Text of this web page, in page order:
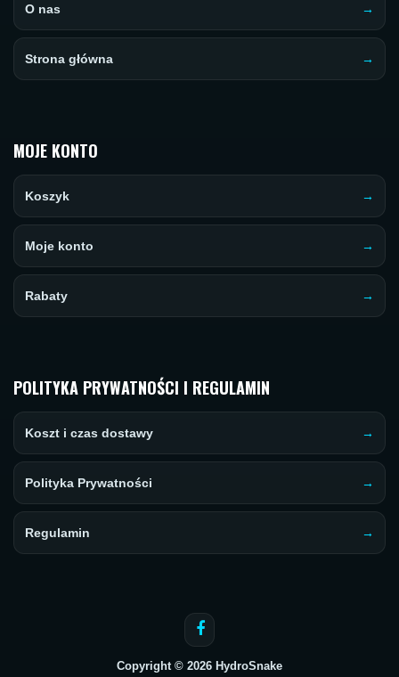
O nas
Strona główna
MOJE KONTO
Koszyk
Moje konto
Rabaty
POLITYKA PRYWATNOŚCI I REGULAMIN
Koszt i czas dostawy
Polityka Prywatności
Regulamin
Copyright © 2026 HydroSnake